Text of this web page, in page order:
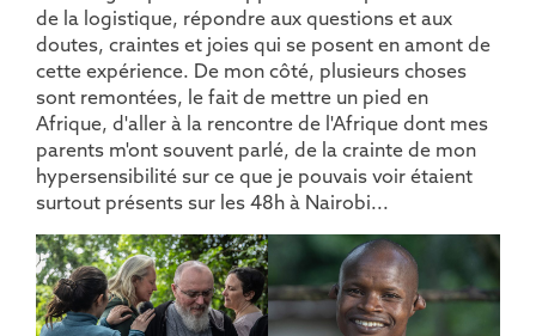
de la logistique, répondre aux questions et aux
doutes, craintes et joies qui se posent en amont de
cette expérience. De mon côté, plusieurs choses
sont remontées, le fait de mettre un pied en
Afrique, d'aller à la rencontre de l'Afrique dont mes
parents m'ont souvent parlé, de la crainte de mon
hypersensibilité sur ce que je pouvais voir étaient
surtout présents sur les 48h à Nairobi...